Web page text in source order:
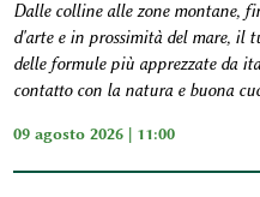
Dalle colline alle zone montane,
d'arte e in prossimità del mare, il
delle formule più apprezzate da
contatto con la natura e buona
09 agosto 2026 | 11:00